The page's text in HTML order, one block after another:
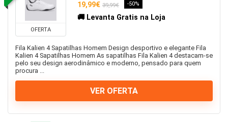
OFERTA
19,99€ 39,99€ -50%
🚚 Levanta Gratis na Loja
Fila Kalien 4 Sapatilhas Homem Design desportivo e elegante Fila
Kalien 4 Sapatilhas Homem As sapatilhas Fila Kalien 4 destacam-se
pelo seu design aerodinâmico e moderno, pensado para quem
procura ...
VER OFERTA